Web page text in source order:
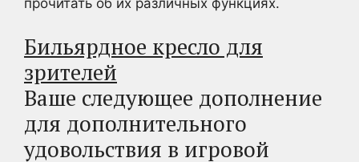
Бильярдное кресло для
зрителей
Ваше следующее дополнение
для дополнительного
удовольствия в игровой